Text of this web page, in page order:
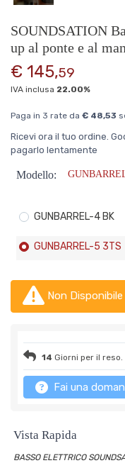
SOUNDSATION
up al ponte e al
€ 145,59
IVA inclusa 22.00%
Paga in 3 rate da € 48,53
Ricevi ora il tuo ordine.
pagarlo lentamente
Modello:
GUNBARREL-4 BK
GUNBARREL-5 3TS
Non Disponibile
14 Giorni per il reso.
Fai una
Vista Rapida
BASSO ELETTRICO